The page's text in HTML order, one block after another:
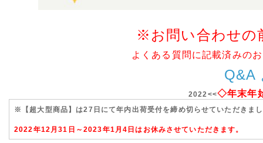
※お問い合わせの
よくある質問に記載済みの
Q&A
2022<<◇年末年
※【超大型商品】は27日にて年内出荷受付を締め切らせていただきま
2022年12月31日～2023年1月4日はお休みさせていただきます。